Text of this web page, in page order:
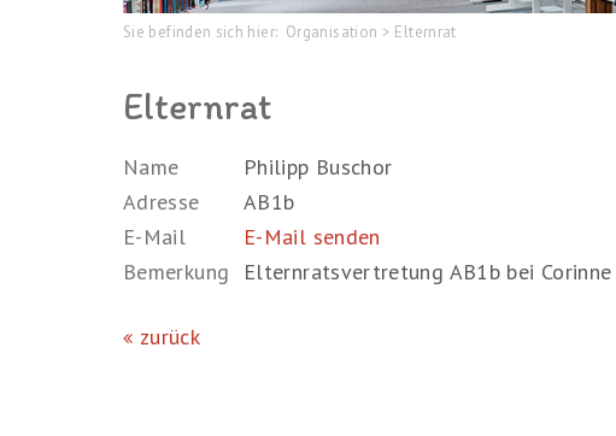
Sie befinden sich hier: Organisation > Elternrat
Elternrat
Name
Philipp Buschor
Adresse
AB1b
E-Mail
E-Mail senden
Bemerkung
Elternratsvertretung AB1b bei Corinne
zurück